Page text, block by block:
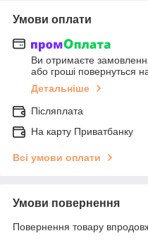
Умови оплати
Ви отримаєте
або гроші повернуться
Детальніше
Післяплата
На карту Приватбанку
Всі умови оплати
Умови повернення
Повернення товару